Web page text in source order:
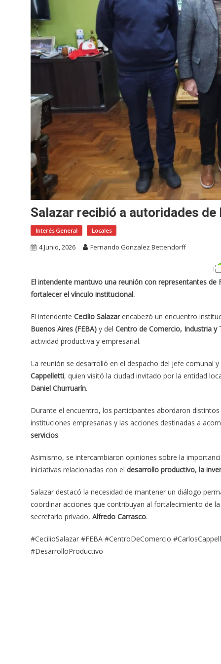
Salazar recibió a autoridades
Interés General Locales
4 Junio, 2026 Fernando Gonzalez Bettendorff
El intendente mantuvo una reunión con representantes
fortalecer el vínculo institucional.
El intendente Cecilio Salazarencabezó un encuentro
Buenos Aires (FEBA) y del Centro de Comercio, Industria y
actividad productiva y empresarial.
La reunión se desarrolló en el despacho del jefe comunal
Cappelletti, quien visitó la ciudad invitado por la entidad
Daniel Churruarín.
Durante el encuentro, los participantes abordaron
instituciones empresarias y las acciones destinadas a
servicios.
Asimismo, se intercambiaron opiniones sobre la
iniciativas relacionadas con el desarrollo productivo, la
Salazar destacó la necesidad de mantener un diálogo
coordinar acciones que contribuyan al fortalecimiento de
secretario privado, Alfredo Carrasco.
#CecilioSalazar #FEBA #CentroDeComercio
#DesarrolloProductivo